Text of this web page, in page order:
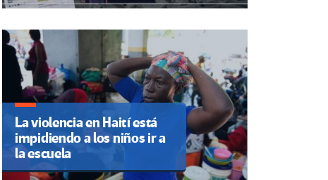
La violencia en Haití está
impidiendo a los niños ir a
la escuela